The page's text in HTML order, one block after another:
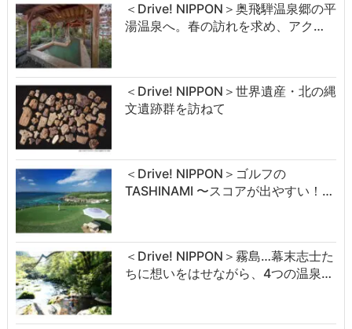
＜Drive! NIPPON＞奥飛騨温泉郷の平
湯温泉へ。春の訪れを求め、アク…
＜Drive! NIPPON＞世界遺産・北の縄
文遺跡群を訪ねて
＜Drive! NIPPON＞ゴルフの
TASHINAMI 〜スコアが出やすい！…
＜Drive! NIPPON＞霧島…幕末志士た
ちに想いをはせながら、4つの温泉…